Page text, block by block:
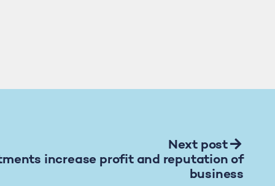
Next post
increase profit and reputation of
business